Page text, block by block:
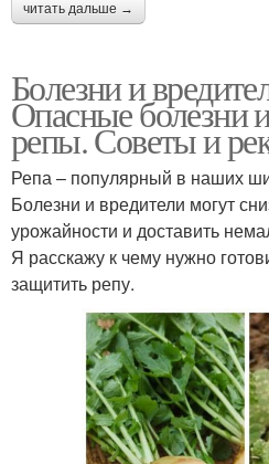
читать дальше →
Болезни и
Опасные болезни
репы. Советы и
Репа – популярный в наших
Болезни и вредители могут
урожайности и доставить
Я расскажу к чему нужно
защитить репу.